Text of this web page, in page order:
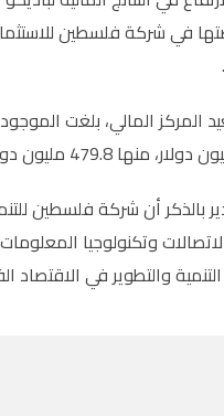
في شركة فلسطين
بالذكر أن شركة فلسطين
وتكنولوجيا
والتطوير في الاقتصاد